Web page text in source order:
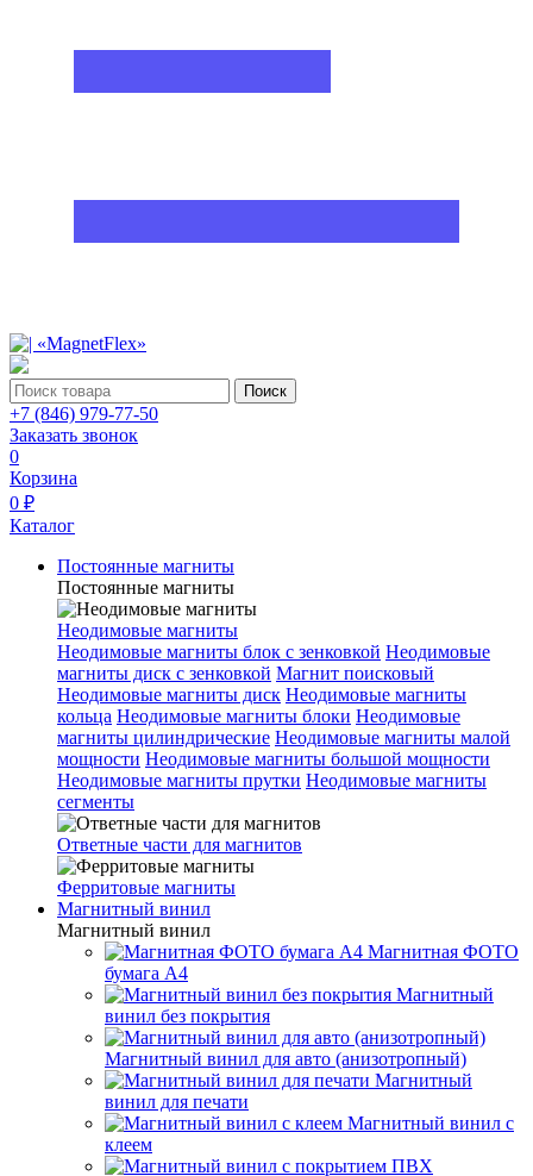
Поиск
+7 (846) 979-77-50
Заказать звонок
0
Корзина
0 ₽
Каталог
Постоянные магниты
Постоянные магниты
Неодимовые магниты
Неодимовые магниты блок с зенковкой Неодимовые
магниты диск с зенковкой Магнит поисковый
Неодимовые магниты диск Неодимовые магниты
кольца Неодимовые магниты блоки Неодимовые
магниты цилиндрические Неодимовые магниты малой
мощности Неодимовые магниты большой мощности
Неодимовые магниты прутки Неодимовые магниты
сегменты
Ответные части для магнитов
Ферритовые магниты
Магнитный винил
Магнитный винил
Магнитная ФОТО
бумага А4
Магнитный
винил без покрытия
Магнитный винил для авто (анизотропный)
Магнитный
винил для печати
Магнитный винил с
клеем